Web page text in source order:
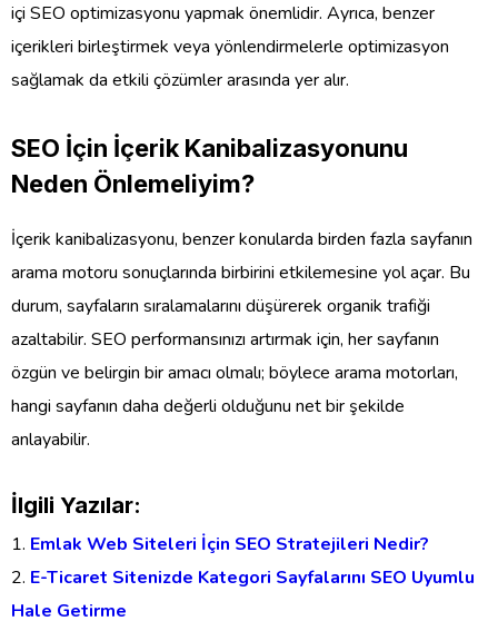
içi SEO optimizasyonu yapmak önemlidir. Ayrıca, benzer
içerikleri birleştirmek veya yönlendirmelerle optimizasyon
sağlamak da etkili çözümler arasında yer alır.
SEO İçin İçerik Kanibalizasyonunu
Neden Önlemeliyim?
İçerik kanibalizasyonu, benzer konularda birden fazla sayfanın
arama motoru sonuçlarında birbirini etkilemesine yol açar. Bu
durum, sayfaların sıralamalarını düşürerek organik trafiği
azaltabilir. SEO performansınızı artırmak için, her sayfanın
özgün ve belirgin bir amacı olmalı; böylece arama motorları,
hangi sayfanın daha değerli olduğunu net bir şekilde
anlayabilir.
İlgili Yazılar:
Emlak Web Siteleri İçin SEO Stratejileri Nedir?
E-Ticaret Sitenizde Kategori Sayfalarını SEO Uyumlu
Hale Getirme